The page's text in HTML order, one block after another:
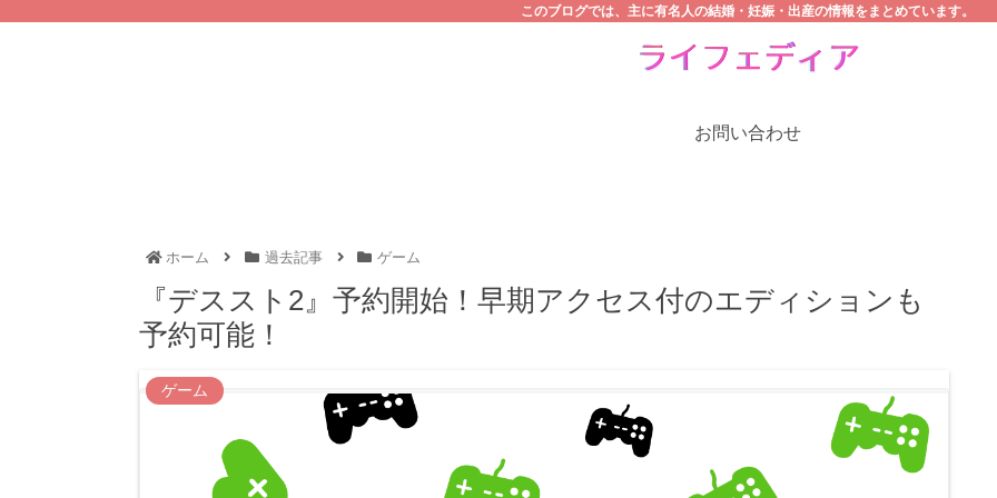
このブログでは、主に有名人の結婚・妊娠・出産の情報をまとめています。
お問い合わせ
ホーム 過去記事 ゲーム
『デススト2』予約開始！早期アクセス付のエディションも
予約可能！
ゲーム